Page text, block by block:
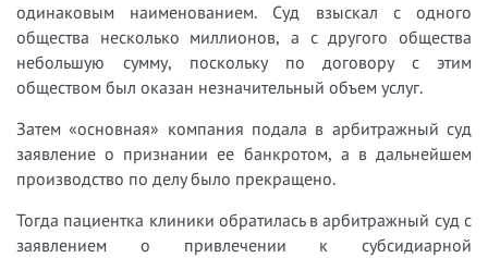
одинаковым наименованием. Суд взыскал с одного
общества несколько миллионов, а с другого общества
небольшую сумму, поскольку по договору с этим
обществом был оказан незначительный объем услуг.
Затем «основная» компания подала в арбитражный суд
заявление о признании ее банкротом, а в дальнейшем
производство по делу было прекращено.
Тогда пациентка клиники обратилась в арбитражный суд с
заявлением о привлечении к субсидиарной